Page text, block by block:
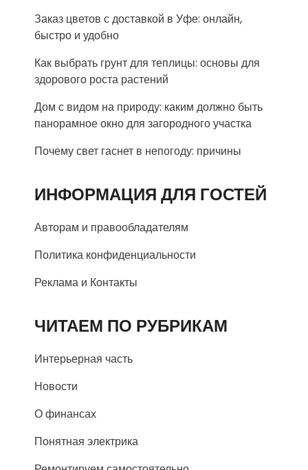
Заказ цветов с доставкой в Уфе: онлайн,
быстро и удобно
Как выбрать грунт для теплицы: основы для
здорового роста растений
Дом с видом на природу: каким должно быть
панорамное окно для загородного участка
Почему свет гаснет в непогоду: причины
ИНФОРМАЦИЯ ДЛЯ ГОСТЕЙ
Авторам и правообладателям
Политика конфиденциальности
Реклама и Контакты
ЧИТАЕМ ПО РУБРИКАМ
Интерьерная часть
Новости
О финансах
Понятная электрика